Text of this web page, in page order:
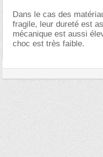
Dans le cas des
fragile, leur dureté est
mécanique est aussi
choc est très faible.